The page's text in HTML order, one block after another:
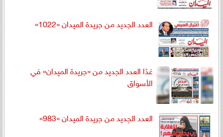
العدد الجديد من جريدة الميدان «1022»
غدًا العدد الجديد من «جريدة الميدان» في
الأسواق
العدد الجديد من جريدة الميدان «983»